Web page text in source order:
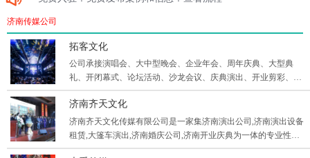
济南传媒公司
拓客文化
公司承接演唱会、大中型晚会、企业年会、周年庆典、大型典
礼、开闭幕式、论坛活动、沙龙会议、庆典演出、开业剪彩、新
品发布会、产品推介会、路演、展会、户外拓展、婚庆，礼仪模
特经纪、明星经纪等各种业务。从策划到执行一站式服务,全方位
满足客户的需求,为客户提供优质的产品和完善的服务。
济南齐天文化
济南齐天文化传媒有限公司是一家集济南演出公司,济南演出设备
租赁,大篷车演出,济南婚庆公司,济南开业庆典为一体的专业性演
艺公司，富有创意策划、严谨的执行、完善的服务理念，让客户